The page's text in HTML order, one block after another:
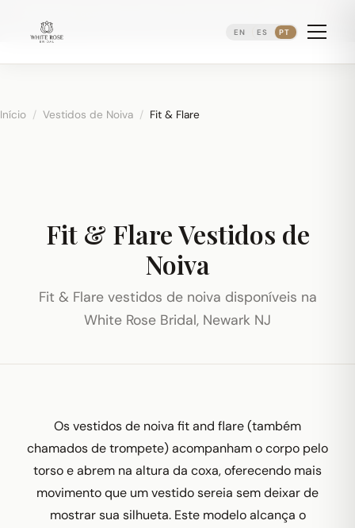
Distrito Ironbound de Newark
EN ES PT
Início / Vestidos de Noiva / Fit & Flare
Fit & Flare Vestidos de
Noiva
Fit & Flare vestidos de noiva disponíveis na
White Rose Bridal, Newark NJ
Os vestidos de noiva fit and flare (também
chamados de trompete) acompanham o corpo pelo
torso e abrem na altura da coxa, oferecendo mais
movimento que um vestido sereia sem deixar de
mostrar sua silhueta. Este modelo alcança o